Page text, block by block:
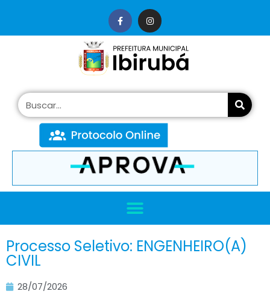
Processo Seletivo: ENGENHEIRO(A)
CIVIL
28/07/2026